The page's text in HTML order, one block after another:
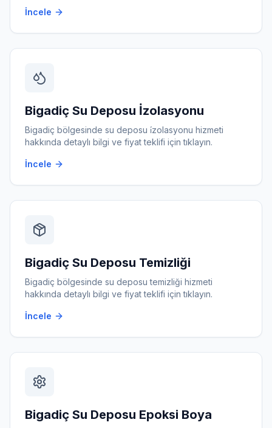
İncele
Bigadiç Su Deposu İzolasyonu
Bigadiç bölgesinde su deposu i̇zolasyonu hizmeti
hakkında detaylı bilgi ve fiyat teklifi için tıklayın.
İncele
Bigadiç Su Deposu Temizliği
Bigadiç bölgesinde su deposu temizliği hizmeti
hakkında detaylı bilgi ve fiyat teklifi için tıklayın.
İncele
Bigadiç Su Deposu Epoksi Boya